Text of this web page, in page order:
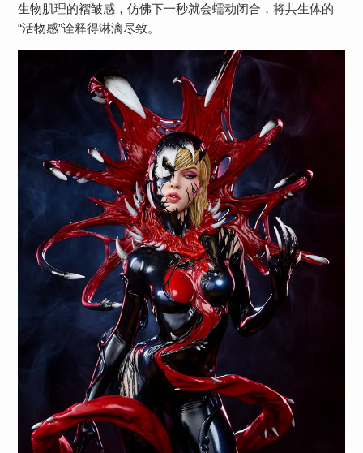
生物肌理的褶皱感，仿佛下一秒就会蠕动闭合，将共生体的
“活物感”诠释得淋漓尽致。